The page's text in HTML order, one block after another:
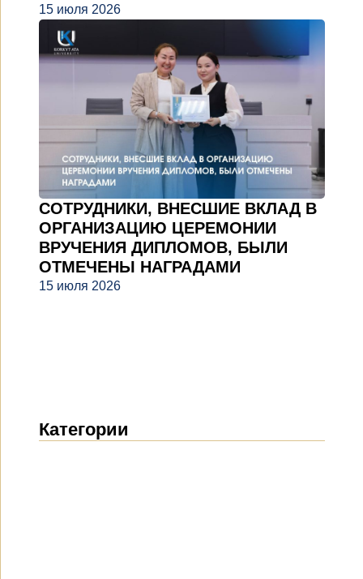
15 июля 2026
СОТРУДНИКИ, ВНЕСШИЕ ВКЛАД В
ОРГАНИЗАЦИЮ ЦЕРЕМОНИИ
ВРУЧЕНИЯ ДИПЛОМОВ, БЫЛИ
ОТМЕЧЕНЫ НАГРАДАМИ
15 июля 2026
Категории